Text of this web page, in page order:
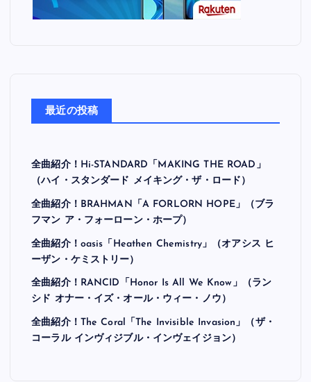
最近の投稿
全曲紹介！Hi-STANDARD「MAKING THE ROAD」
（ハイ・スタンダード メイキング・ザ・ロード）
全曲紹介！BRAHMAN「A FORLORN HOPE」（ブラ
フマン ア・フォーローン・ホープ）
全曲紹介！oasis「Heathen Chemistry」（オアシス ヒ
ーザン・ケミストリー）
全曲紹介！RANCID「Honor Is All We Know」（ラン
シド オナー・イズ・オール・ウィー・ノウ）
全曲紹介！The Coral「The Invisible Invasion」（ザ・
コーラル インヴィジブル・インヴェイジョン）